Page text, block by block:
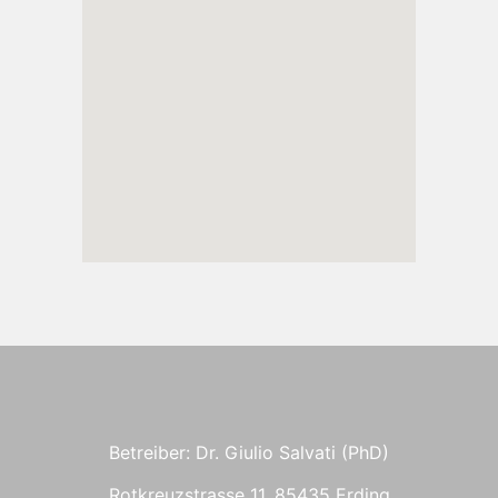
Betreiber: Dr. Giulio Salvati (PhD)